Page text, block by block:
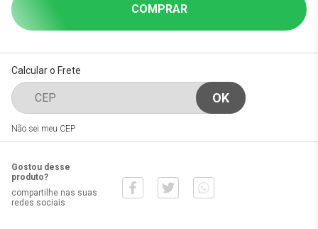
COMPRAR
Calcular o Frete
Não sei meu CEP
Gostou desse
produto?
compartilhe nas suas
redes sociais